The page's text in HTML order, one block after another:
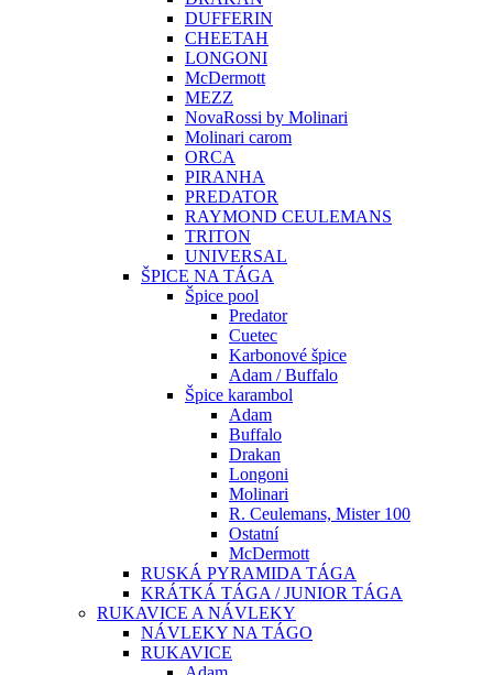
DUFFERIN
CHEETAH
LONGONI
McDermott
MEZZ
NovaRossi by Molinari
Molinari carom
ORCA
PIRANHA
PREDATOR
RAYMOND CEULEMANS
TRITON
UNIVERSAL
ŠPICE NA TÁGA
Špice pool
Predator
Cuetec
Karbonové špice
Adam / Buffalo
Špice karambol
Adam
Buffalo
Drakan
Longoni
Molinari
R. Ceulemans, Mister 100
Ostatní
McDermott
RUSKÁ PYRAMIDA TÁGA
KRÁTKÁ TÁGA / JUNIOR TÁGA
RUKAVICE A NÁVLEKY
NÁVLEKY NA TÁGO
RUKAVICE